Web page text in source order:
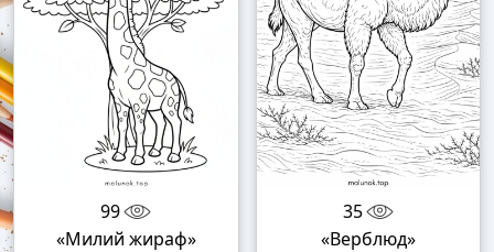
99
«Милий жираф»
35
«Верблюд»